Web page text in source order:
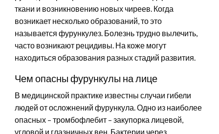
ткани и возникновению новых чиреев. Когда
возникает несколько образований, то это
называется фурункулез. Болезнь трудно вылечить,
часто возникают рецидивы. На коже могут
находиться образования разных стадий развития.
Чем опасны фурункулы на лице
В медицинской практике известны случаи гибели
людей от осложнений фурункула. Одно из наиболее
опасных – тромбофлебит – закупорка лицевой,
угловой и глазничных вен. Бактерии через